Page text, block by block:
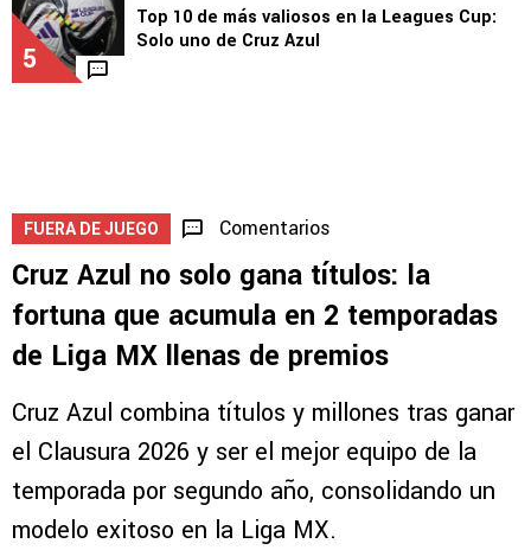
5
Top 10 de más valiosos en la Leagues Cup:
Solo uno de Cruz Azul
FUERA DE JUEGO Comentarios
Cruz Azul no solo gana títulos: la
fortuna que acumula en 2 temporadas
de Liga MX llenas de premios
Cruz Azul combina títulos y millones tras ganar
el Clausura 2026 y ser el mejor equipo de la
temporada por segundo año, consolidando un
modelo exitoso en la Liga MX.